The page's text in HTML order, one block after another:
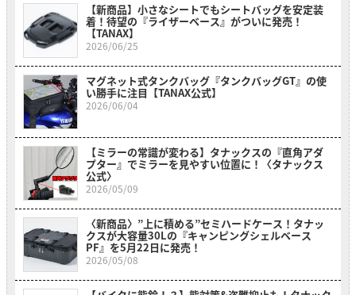
【新商品】小さなシートでもシートバッグを安定装
着！待望の『ライザーベース』がついに発売！
【TANAX】
2026/06/25
マグネット式タンクバッグ『タンクバッグGT』の使
い勝手に注目【TANAX公式】
2026/06/04
【ミラーの常識が変わる】タナックスの『直角アダ
プター』でミラーを見やすい位置に！〈タナックス
公式〉
2026/05/09
〈新商品〉”上に積める”セミハードケース！タナッ
クスが大容量30Lの『キャンピングシェルベース
PF』を5月22日に発売！
2026/05/08